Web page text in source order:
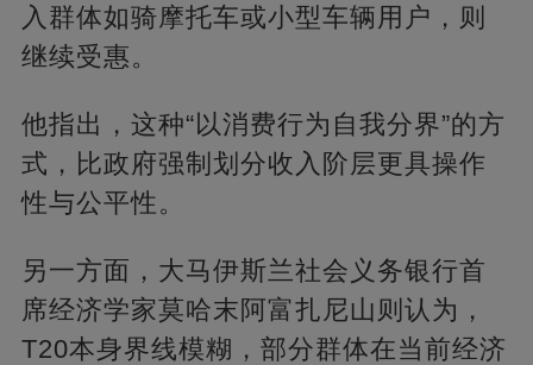
入群体如骑摩托车或小型车辆用户，则
继续受惠。
他指出，这种“以消费行为自我分界”的方
式，比政府强制划分收入阶层更具操作
性与公平性。
另一方面，大马伊斯兰社会义务银行首
席经济学家莫哈末阿富扎尼山则认为，
T20本身界线模糊，部分群体在当前经济